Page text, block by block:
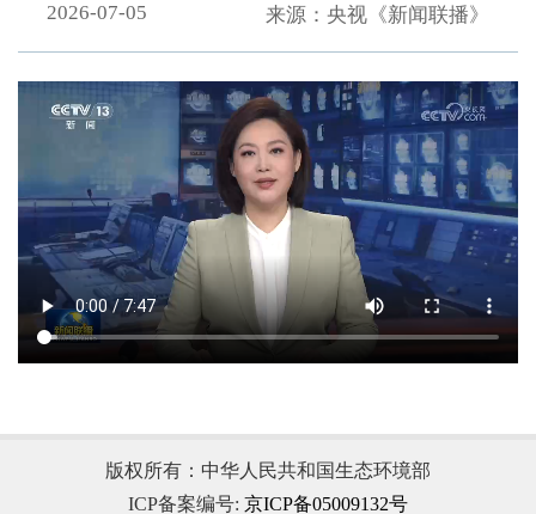
2026-07-05 来源：央视《新闻联播》
版权所有：中华人民共和国生态环境部
ICP备案编号: 京ICP备05009132号